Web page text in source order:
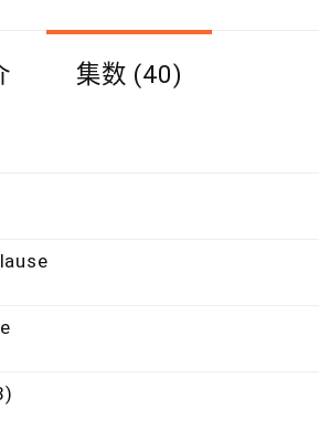
集数 (40)